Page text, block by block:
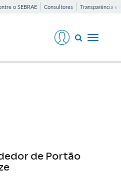
o SEBRAE Consultores Transparência e
Toggle
de Portão